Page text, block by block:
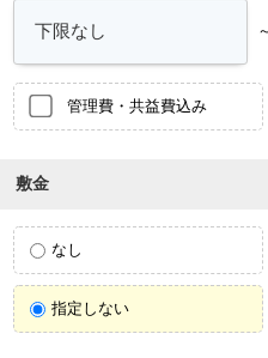
管理費・共益費込み
敷金
なし
指定しない